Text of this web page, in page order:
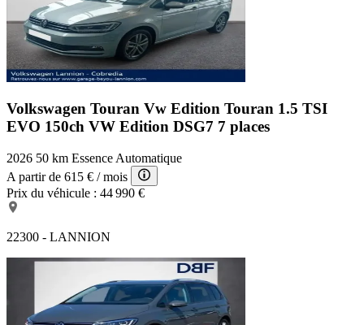
Volkswagen Touran Vw Edition Touran 1.5 TSI
EVO 150ch VW Edition DSG7 7 places
2026 50 km Essence Automatique
A partir de 615 € / mois
Prix du véhicule : 44 990 €
22300 - LANNION